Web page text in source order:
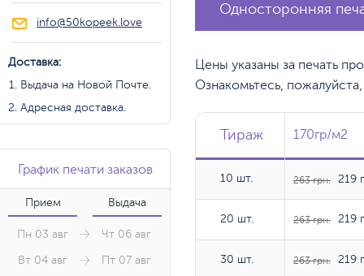
Односторонняя
Цены указаны за печать
Ознакомьтесь,
Тираж
10 шт.
20 шт.
30 шт.
Тираж 170гр/м2
Тираж 170гр/м2
10 шт. 263 грн. 219
20 шт. 263 грн. 219
30 шт. 263 грн. 219
info@50kopeek.love
Доставка:
Выдача на Новой Почте.
Адресная доставка.
График печати заказов
Прием Выдача
Пн 03 авг Чт 06 авг
Вт 04 авг Пт 07 авг